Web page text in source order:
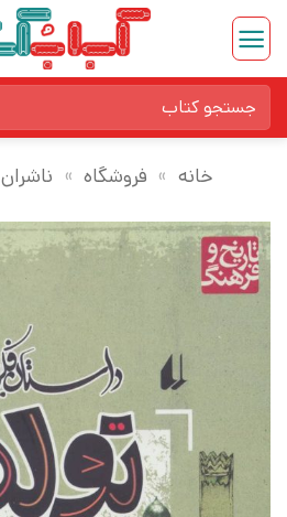
Skip
content
برای:
خانه » فروشگاه » ناشران